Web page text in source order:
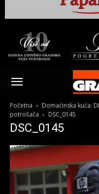
Gradski
Online
Kikinda
Početna
Domaćinska kuća:
potrošača
DSC_0145
DSC_0145